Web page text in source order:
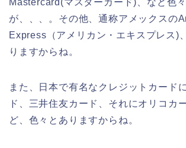
が、、、。その他、通称アメックスの
Express（アメリカン・エキスプレス)
りますからね。
また、日本で有名なクレジットカード
ド、三井住友カード、それにオリコカ
ど、色々とありますからね。